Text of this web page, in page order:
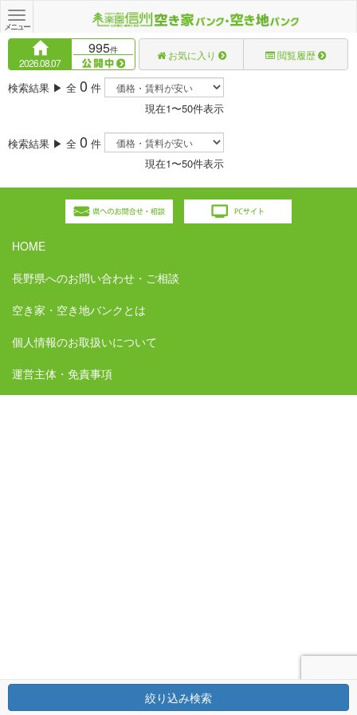
Toggle
navigation
メニュー
2026.08.07
995件 お気に入り 閲覧履歴
検索結果 ▶ 全 0 件
現在1〜50件表示
検索結果 ▶ 全 0 件
現在1〜50件表示
絞り込み検索
HOME
長野県へのお問い合わせ・ご相談
空き家・空き地バンクとは
個人情報のお取扱いについて
運営主体・免責事項